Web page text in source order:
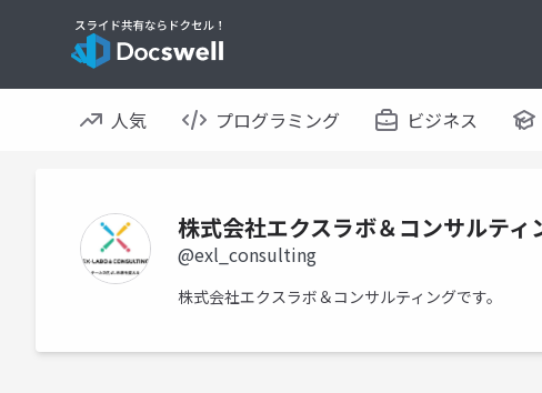
人気 プログラミング ビジネス
株式会社エクスラボ＆コンサルティ
@exl_consulting
株式会社エクスラボ＆コンサルティングです。